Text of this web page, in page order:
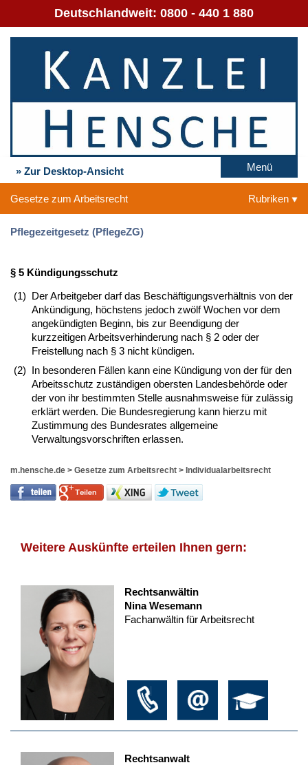
Deutschlandweit: 0800 - 440 1 880
» Zur Desktop-Ansicht Menü
Gesetze zum Arbeitsrecht Rubriken
Pflegezeitgesetz (PflegeZG)
§ 5 Kündigungsschutz
(1) Der Arbeitgeber darf das Beschäftigungsverhältnis von der
Ankündigung, höchstens jedoch zwölf Wochen vor dem
angekündigten Beginn, bis zur Beendigung der
kurzzeitigen Arbeitsverhinderung nach § 2 oder der
Freistellung nach § 3 nicht kündigen.
(2) In besonderen Fällen kann eine Kündigung von der für den
Arbeitsschutz zuständigen obersten Landesbehörde oder
der von ihr bestimmten Stelle ausnahmsweise für zulässig
erklärt werden. Die Bundesregierung kann hierzu mit
Zustimmung des Bundesrates allgemeine
Verwaltungsvorschriften erlassen.
m.hensche.de > Gesetze zum Arbeitsrecht > Individualarbeitsrecht
Weitere Auskünfte erteilen Ihnen gern:
Rechtsanwältin
Nina Wesemann
Fachanwältin für Arbeitsrecht
Rechtsanwalt